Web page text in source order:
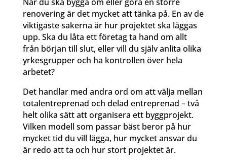
renovering är det mycket att tänka på. En av de
viktigaste sakerna är hur projektet ska läggas
upp. Ska du låta ett företag ta hand om allt
från början till slut, eller vill du själv anlita olika
yrkesgrupper och ha kontrollen över hela
arbetet?
Det handlar med andra ord om att välja mellan
totalentreprenad och delad entreprenad – två
helt olika sätt att organisera ett byggprojekt.
Vilken modell som passar bäst beror på hur
mycket tid du vill lägga, hur mycket ansvar du
är redo att ta och hur stort projektet är.